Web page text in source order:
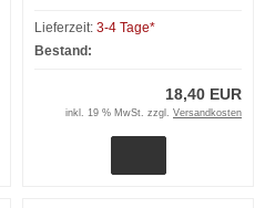
Lieferzeit: 3-4 Tage*
Bestand:
18,40 EUR
inkl. 19 % MwSt. zzgl. Versandkosten